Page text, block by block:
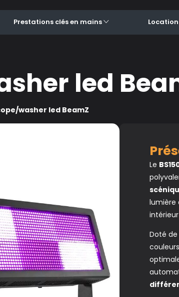
Prestations clés en mains
led
washer led BeamZ
Le
lumière
Doté de